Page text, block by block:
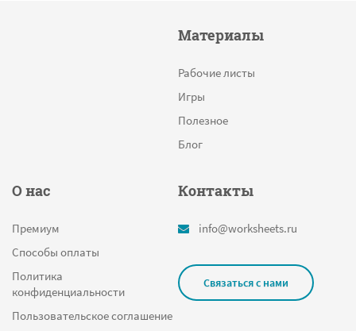
Материалы
Рабочие листы
Игры
Полезное
Блог
О нас
Премиум
Способы оплаты
Политика
конфиденциальности
Пользовательское соглашение
Контакты
info@worksheets.ru
Связаться с нами